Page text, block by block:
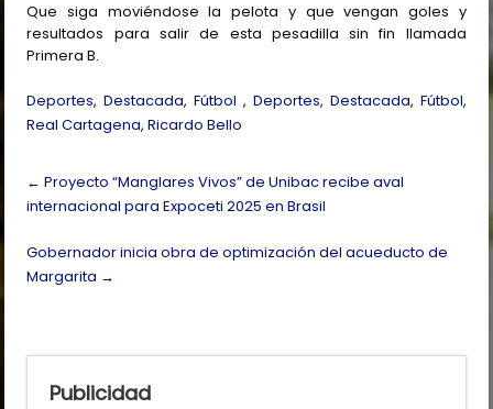
Que siga moviéndose la pelota y que vengan goles y
resultados para salir de esta pesadilla sin fin llamada
Primera B.
Deportes,Destacada,Fútbol , Deportes, Destacada, Fútbol,
Real Cartagena,Ricardo Bello
Post
navigation
← Proyecto “Manglares Vivos” de Unibac recibe aval
internacional para Expoceti 2025 en Brasil
Gobernador inicia obra de optimización del acueducto de
Margarita →
Publicidad